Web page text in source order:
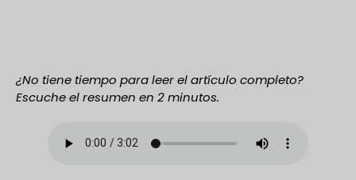
¿No tiene tiempo para leer el artículo completo?
Escuche el resumen en 2 minutos.